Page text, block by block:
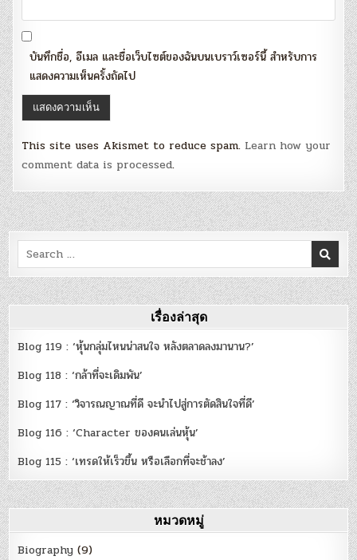
บันทึกชื่อ, อีเมล และชื่อเว็บไซต์ของฉันบนเบราว์เซอร์นี้ สำหรับการ
แสดงความเห็นครั้งถัดไป
This site uses Akismet to reduce spam. Learn how your
comment data is processed.
Search
for:
เรื่องล่าสุด
Blog 119 : ‘หุ้นกลุ่มไหนน่าสนใจ หลังตลาดลงมานาน?’
Blog 118 : ‘กล้าที่จะเดิมพัน’
Blog 117 : ‘วิจารณญาณที่ดี จะนำไปสู่การตัดสินใจที่ดี’
Blog 116 : ‘Character ของคนเล่นหุ้น’
Blog 115 : ‘เทรดให้เร็วขึ้น หรือเลือกที่จะช้าลง’
หมวดหมู่
Biography (9)